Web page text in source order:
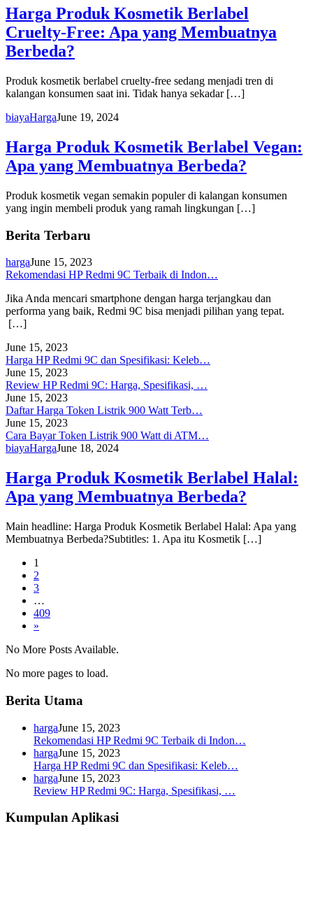
Harga Produk Kosmetik Berlabel
Cruelty-Free: Apa yang Membuatnya
Berbeda?
Produk kosmetik berlabel cruelty-free sedang menjadi tren di
kalangan konsumen saat ini. Tidak hanya sekadar […]
biayaHargaJune 19, 2024
Harga Produk Kosmetik Berlabel Vegan:
Apa yang Membuatnya Berbeda?
Produk kosmetik vegan semakin populer di kalangan konsumen
yang ingin membeli produk yang ramah lingkungan […]
Berita Terbaru
hargaJune 15, 2023
Rekomendasi HP Redmi 9C Terbaik di Indon…
Jika Anda mencari smartphone dengan harga terjangkau dan
performa yang baik, Redmi 9C bisa menjadi pilihan yang tepat.
[…]
June 15, 2023
Harga HP Redmi 9C dan Spesifikasi: Keleb…
June 15, 2023
Review HP Redmi 9C: Harga, Spesifikasi, …
June 15, 2023
Daftar Harga Token Listrik 900 Watt Terb…
June 15, 2023
Cara Bayar Token Listrik 900 Watt di ATM…
biayaHargaJune 18, 2024
Harga Produk Kosmetik Berlabel Halal:
Apa yang Membuatnya Berbeda?
Main headline: Harga Produk Kosmetik Berlabel Halal: Apa yang
Membuatnya Berbeda?Subtitles: 1. Apa itu Kosmetik […]
1
2
3
…
409
»
No More Posts Available.
No more pages to load.
Berita Utama
hargaJune 15, 2023
Rekomendasi HP Redmi 9C Terbaik di Indon…
hargaJune 15, 2023
Harga HP Redmi 9C dan Spesifikasi: Keleb…
hargaJune 15, 2023
Review HP Redmi 9C: Harga, Spesifikasi, …
Kumpulan Aplikasi